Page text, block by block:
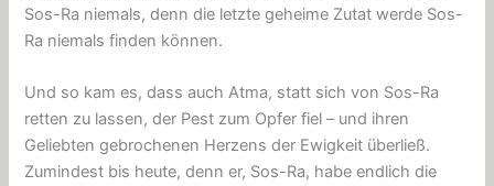
Sos-Ra niemals, denn die letzte geheime Zutat werde Sos-
Ra niemals finden können.
Und so kam es, dass auch Atma, statt sich von Sos-Ra
retten zu lassen, der Pest zum Opfer fiel – und ihren
Geliebten gebrochenen Herzens der Ewigkeit überließ.
Zumindest bis heute, denn er, Sos-Ra, habe endlich die